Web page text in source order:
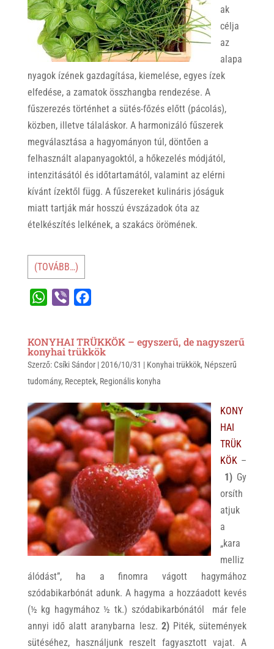
ak
célja
az
alapa
nyagok ízének gazdagítása, kiemelése, egyes ízek
elfedése, a zamatok összhangba rendezése. A
fűszerezés történhet a sütés-főzés előtt (pácolás),
közben, illetve tálaláskor. A harmonizáló fűszerek
megválasztása a hagyományon túl, döntően a
felhasznált alapanyagoktól, a hőkezelés módjától,
intenzitásától és időtartamától, valamint az elérni
kívánt ízektől függ. A fűszereket kulináris jóságuk
miatt tartják már hosszú évszázadok óta az
ételkészítés lelkének, a szakács örömének.
(TOVÁBB…)
t
s
A
p
p
e
r
e
b
o
o
k
KONYHAI TRÜKKÖK – egyszerű, de nagyszerű
konyhai trükkök
Szerző: Csíki Sándor|2016/10/31 | Konyhai trükkök, Népszerű
tudomány, Receptek, Regionális konyha
KONY
HAI
TRÜK
KÖK–
1) Gy
orsíth
atjuk
a
„kara
melliz
álódást”, ha a finomra vágott hagymához
szódabikarbónát adunk. A hagyma a hozzáadott kevés
(½ kg hagymához ½ tk.) szódabikarbónától már fele
annyi idő alatt aranybarna lesz. 2)Piték, sütemények
sütéséhez, használjunk reszelt fagyasztott vajat. A